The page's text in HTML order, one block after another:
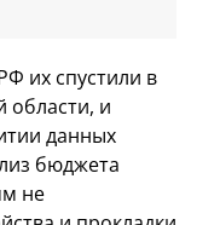
их спустили в
области, и
данных
бюджета
не